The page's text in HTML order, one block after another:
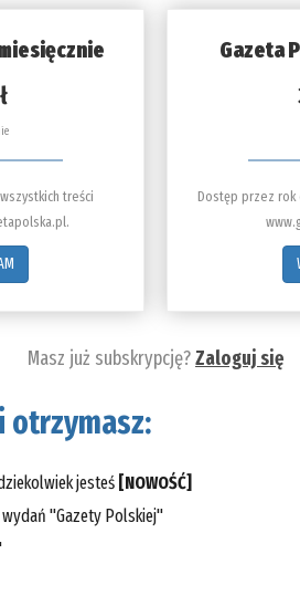
treści
Gazeta
Dostęp przez rok
Masz już subskrypcję?Zaloguj się
otrzymasz:
jesteś [NOWOŚĆ]
"Gazety Polskiej"